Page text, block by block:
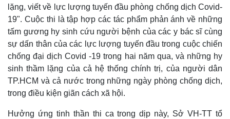
lặng, viết về lực lượng tuyến đầu phòng chống dịch Covid-
19". Cuộc thi là tập hợp các tác phẩm phản ánh về những
tấm gương hy sinh cứu người bệnh của các y bác sĩ cùng
sự dấn thân của các lực lượng tuyến đầu trong cuộc chiến
chống đại dịch Covid -19 trong hai năm qua, và những hy
sinh thầm lặng của cả hệ thống chính trị, của người dân
TP.HCM và cả nước trong những ngày phòng chống dịch,
trong điều kiện giãn cách xã hội.
Hưởng ứng tinh thần thi ca trong dịp này, Sở VH-TT tổ